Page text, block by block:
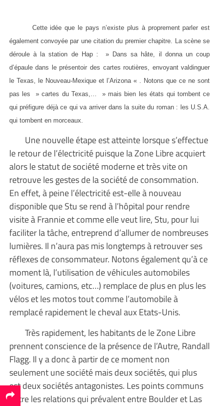
Cette idée que le pays n’existe plus à proprement parler est
également convoyée par une citation du premier chapitre. La scène se
déroule à la station de Hap : » Dans sa hâte, il donna un coup
d’épaule dans le présentoir des cartes routières, envoyant valdinguer
le Texas, le Nouveau-Mexique et l’Arizona « . Notons que ce ne sont
pas les » cartes du Texas,… » mais bien les états qui tombent ce
qui préfigure déjà ce qui va arriver dans la suite du roman : les U.S.A.
qui tombent en morceaux.
Une nouvelle étape est atteinte lorsque s’effectue
le retour de l’électricité puisque la Zone Libre acquiert
alors le statut de société moderne et très vite on
retrouve les gestes de la société de consommation.
En effet, à peine l’électricité est-elle à nouveau
disponible que Stu se rend à l’hôpital pour rendre
visite à Frannie et comme elle veut lire, Stu, pour lui
faciliter la tâche, entreprend d’allumer de nombreuses
lumières. Il n’aura pas mis longtemps à retrouver ses
réflexes de consommateur. Notons également qu’à ce
moment là, l’utilisation de véhicules automobiles
(voitures, camions, etc…) remplace de plus en plus les
vélos et les motos tout comme l’automobile à
remplacé rapidement le cheval aux Etats-Unis.
Très rapidement, les habitants de le Zone Libre
prennent conscience de la présence de l’Autre, Randall
Flagg. Il y a donc à partir de ce moment non
seulement une société mais deux sociétés, qui plus
est deux sociétés antagonistes. Les points communs
entre les relations qui prévalent entre Boulder et Las